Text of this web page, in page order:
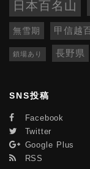
日本百名山
無雪期 甲信越
鎖場あり 長野県
SNS投稿
Facebook
Twitter
Google Plus
RSS